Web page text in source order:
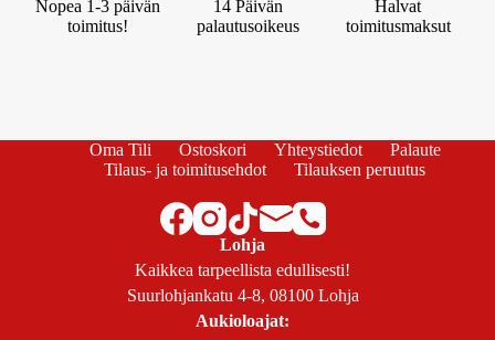
Nopea 1-3 päivän
toimitus!
14 Päivän
palautusoikeus
Halvat
toimitusmaksut
Oma Tili Ostoskori Yhteystiedot
Palaute
Tilaus- ja toimitusehdot
Tilauksen peruutus
Lohja
Kaikkea tarpeellista edullisesti!
Suurlohjankatu 4-8, 08100 Lohja
Aukioloajat: